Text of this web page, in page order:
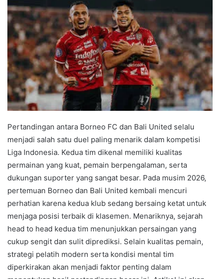
Pertandingan antara Borneo FC dan Bali United selalu
menjadi salah satu duel paling menarik dalam kompetisi
Liga Indonesia. Kedua tim dikenal memiliki kualitas
permainan yang kuat, pemain berpengalaman, serta
dukungan suporter yang sangat besar. Pada musim 2026,
pertemuan Borneo dan Bali United kembali mencuri
perhatian karena kedua klub sedang bersaing ketat untuk
menjaga posisi terbaik di klasemen. Menariknya, sejarah
head to head kedua tim menunjukkan persaingan yang
cukup sengit dan sulit diprediksi. Selain kualitas pemain,
strategi pelatih modern serta kondisi mental tim
diperkirakan akan menjadi faktor penting dalam